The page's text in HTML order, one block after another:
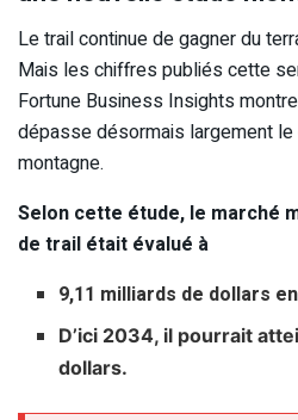
Le trail continue de gagner du
Mais les chiffres publiés cette
Fortune Business Insights
dépasse désormais largement
montagne.
Selon cette étude, le marché
de trail était évalué à
9,11 milliards de dollars
D’ici 2034, il pourrait
dollars.